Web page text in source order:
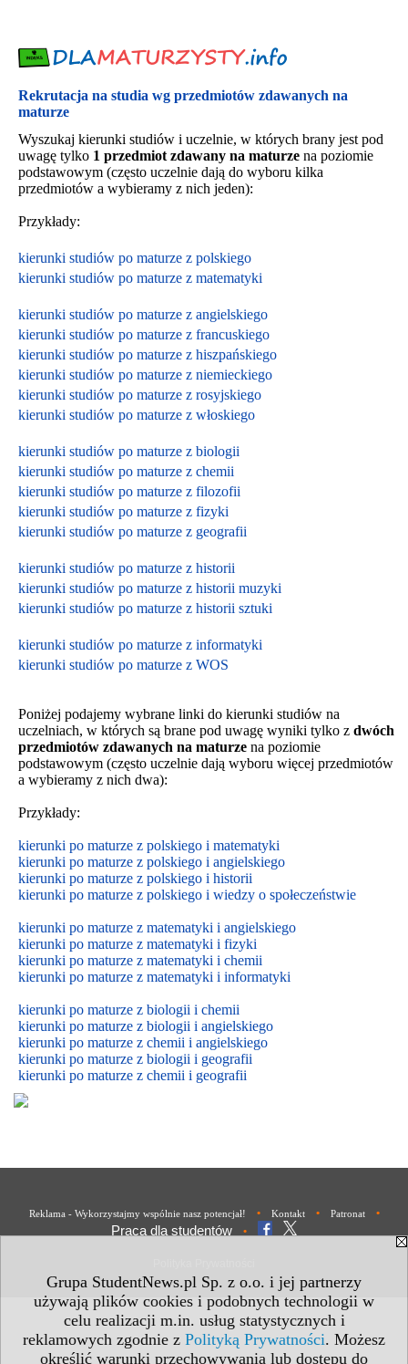
Grupa StudentNews.pl Sp. z o.o. i jej partnerzy
używają plików cookies i podobnych technologii w
celu realizacji m.in. usług statystycznych i
reklamowych zgodnie z Polityką Prywatności. Możesz
określić warunki przechowywania lub dostępu do
Rekrutacja na studia wg przedmiotów zdawanych na
maturze
Wyszukaj kierunki studiów i uczelnie, w których brany jest pod
uwagę tylko 1 przedmiot zdawany na maturze na poziomie
podstawowym (często uczelnie dają do wyboru kilka
przedmiotów a wybieramy z nich jeden):
Przykłady:
kierunki studiów po maturze z polskiego
kierunki studiów po maturze z matematyki
kierunki studiów po maturze z angielskiego
kierunki studiów po maturze z francuskiego
kierunki studiów po maturze z hiszpańskiego
kierunki studiów po maturze z niemieckiego
kierunki studiów po maturze z rosyjskiego
kierunki studiów po maturze z włoskiego
kierunki studiów po maturze z biologii
kierunki studiów po maturze z chemii
kierunki studiów po maturze z filozofii
kierunki studiów po maturze z fizyki
kierunki studiów po maturze z geografii
kierunki studiów po maturze z historii
kierunki studiów po maturze z historii muzyki
kierunki studiów po maturze z historii sztuki
kierunki studiów po maturze z informatyki
kierunki studiów po maturze z WOS
Poniżej podajemy wybrane linki do kierunki studiów na
uczelniach, w których są brane pod uwagę wyniki tylko z dwóch
przedmiotów zdawanych na maturze na poziomie
podstawowym (często uczelnie dają wyboru więcej przedmiotów
a wybieramy z nich dwa):
Przykłady:
kierunki po maturze z polskiego i matematyki
kierunki po maturze z polskiego i angielskiego
kierunki po maturze z polskiego i historii
kierunki po maturze z polskiego i wiedzy o społeczeństwie
kierunki po maturze z matematyki i angielskiego
kierunki po maturze z matematyki i fizyki
kierunki po maturze z matematyki i chemii
kierunki po maturze z matematyki i informatyki
kierunki po maturze z biologii i chemii
kierunki po maturze z biologii i angielskiego
kierunki po maturze z chemii i angielskiego
kierunki po maturze z biologii i geografii
kierunki po maturze z chemii i geografii
Reklama - Wykorzystajmy wspólnie nasz potencjał! • Kontakt • Patronat •
Praca dla studentów •